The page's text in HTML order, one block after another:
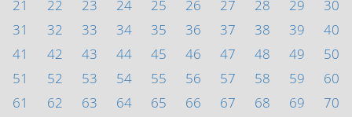
21
22 23 24 25 26 27 28 29
30
31
32 33 34 35 36 37 38 39
40
41
42 43 44 45 46 47 48 49
50
51
52 53 54 55 56 57 58 59
60
61
62 63 64 65 66 67 68 69
70